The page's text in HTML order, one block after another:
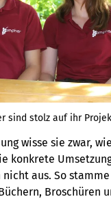
sind stolz auf ihr
wisse sie zwar,
konkrete
aus. So
Broschüren